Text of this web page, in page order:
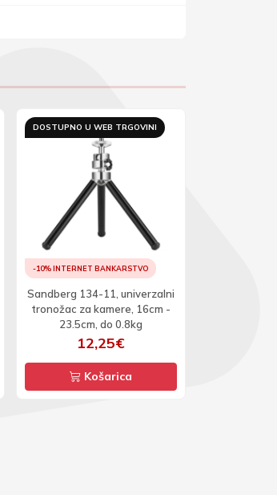
DOSTUPNO U WEB TRGOVINI
-10% INTERNET BANKARSTVO
Sandberg 134-11, univerzalni
tronožac za kamere, 16cm -
23.5cm, do 0.8kg
12,25€
Košarica